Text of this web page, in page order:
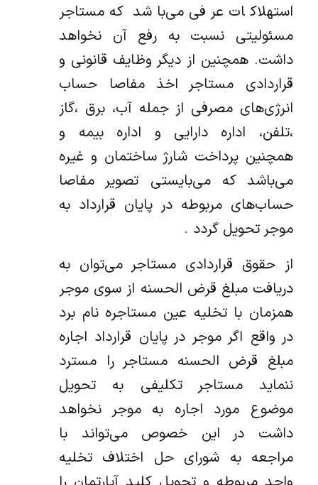
استهلاکات عرفی می‌باشد که مستاجر
مسئولیتی نسبت به رفع آن نخواهد
داشت. همچنین از دیگر وظایف قانونی و
قراردادی مستاجر اخذ مفاصا حساب
انرژی‌های مصرفی از جمله آب، برق ،گاز
،تلفن، اداره دارایی و اداره بیمه و
همچنین پرداخت شارژ ساختمان و غیره
می‌باشد که می‌بایستی تصویر مفاصا
حساب‌های مربوطه در پایان قرارداد به
موجر تحویل گردد .
از حقوق قراردادی مستاجر می‌توان به
دریافت مبلغ قرض الحسنه از سوی موجر
همزمان با تخلیه عین مستاجره نام برد
در واقع اگر موجر در پایان قرارداد اجاره
مبلغ قرض الحسنه مستاجر را مسترد
ننماید مستاجر تکلیفی به تحویل
موضوع مورد اجاره به موجر نخواهد
داشت در این خصوص می‌تواند با
مراجعه به شورای حل اختلاف تخلیه